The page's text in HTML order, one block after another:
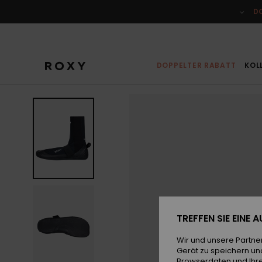
DOPPELTER RABATT
TREFFEN SIE EINE
Wir und unsere
Gerät zu speichern